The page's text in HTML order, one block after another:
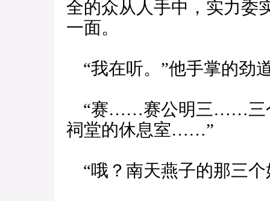
全的众从人手中，实力委
一面。
“我在听。”他手掌的劲
“赛……赛公明三……三
祠堂的休息室……”
“哦？南天燕子的那三个